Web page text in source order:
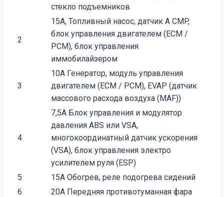
стекло подъемников
2
15A, Топливный насос, датчик A CMP,
блок управления двигателем (ECM /
PCM), блок управления
иммобилайзером
3
10A Генератор, модуль управления
двигателем (ECM / PCM), EVAP (датчик
массового расхода воздуха (MAF))
4
7,5A Блок управления и модулятор
давления ABS или VSA,
многокоординатный датчик ускорения
(VSA), блок управления электро
усилителем руля (ESP)
5
15A Обогрев, реле подогрева сидений
6
20А Передняя противотуманная фара